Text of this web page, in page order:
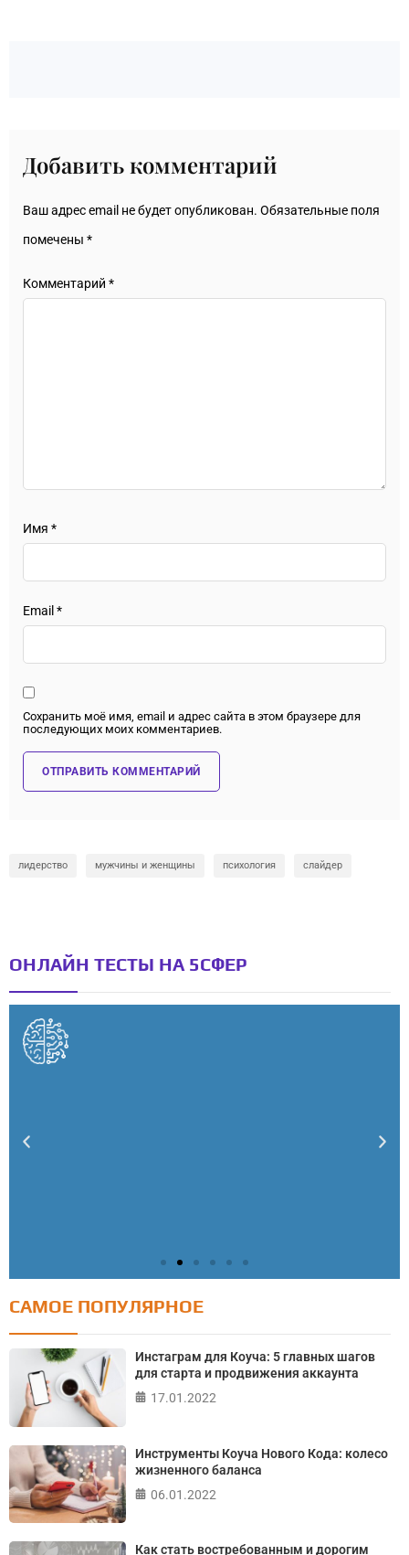
Добавить комментарий
Ваш адрес email не будет опубликован. Обязательные поля
помечены *
Комментарий *
Имя *
Email *
Сохранить моё имя, email и адрес сайта в этом браузере для
последующих моих комментариев.
лидерство мужчины и женщины психология слайдер
ОНЛАЙН ТЕСТЫ НА 5СФЕР
Тест: Как я контролирую свою жизнь?
Онлайн тест на основе шкалы локуса контроля
Джулиана Роттера
САМОЕ ПОПУЛЯРНОЕ
Инстаграм для Коуча: 5 главных шагов
для старта и продвижения аккаунта
17.01.2022
Инструменты Коуча Нового Кода: колесо
жизненного баланса
06.01.2022
Как стать востребованным и дорогим